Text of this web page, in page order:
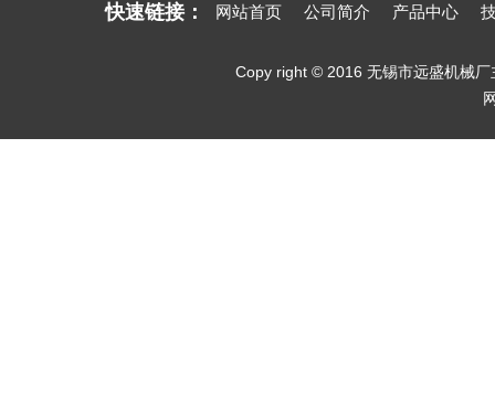
快速链接： 网站首页 公司简介 产品中心
Copy right © 2016 无锡市远盛机械